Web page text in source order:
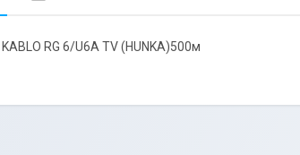
RG 6/U6A TV (HUNKA)500м